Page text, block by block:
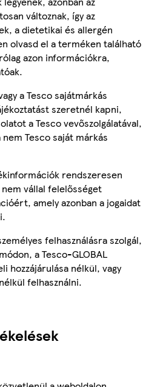
változnak, így az
a dietetikai és allergén
olvasd el a terméken található
azon információkra,
a Tesco sajátmárkás
szeretnél kapni,
a Tesco vevőszolgálatával,
Tesco saját márkás
rendszeresen
vállal felelősséget
amely azonban a jogaidat
felhasználásra szolgál,
a Tesco-GLOBAL
hozzájárulása nélkül, vagy
felhasználni.